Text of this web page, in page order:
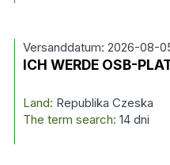
Versanddatum: 2026-08-
ICH WERDE OSB-
Land: Republika Czeska
The term search: 14 dni